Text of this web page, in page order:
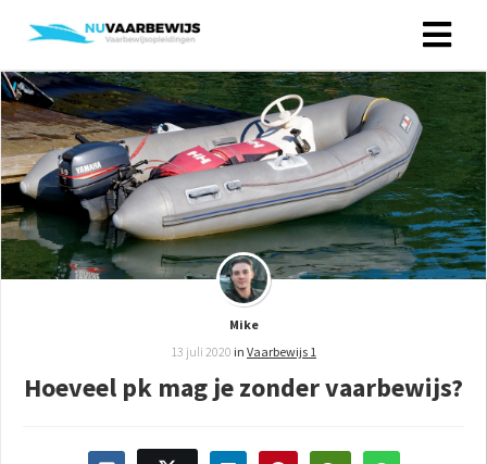
Mike
13 juli 2020 in Vaarbewijs 1
Hoeveel pk mag je zonder vaarbewijs?